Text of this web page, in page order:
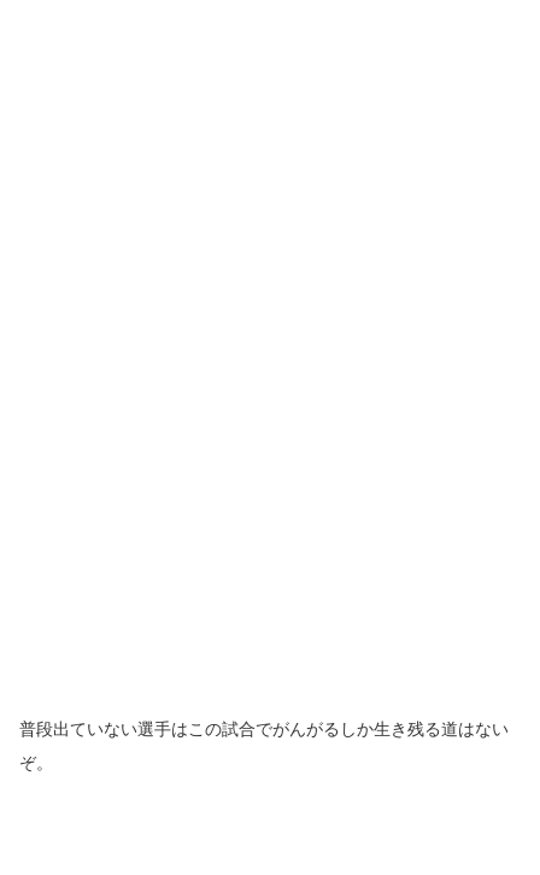
普段出ていない選手はこの試合でがんがるしか生き残る道はない
ぞ。